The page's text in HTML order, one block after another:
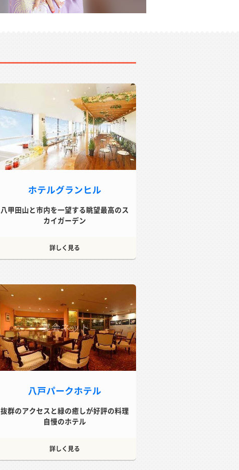
ホテルグランヒル
八甲田山と市内を一望する眺望最高のス
カイガーデン
詳しく見る
八戸パークホテル
抜群のアクセスと緑の癒しが好評の料理
自慢のホテル
詳しく見る